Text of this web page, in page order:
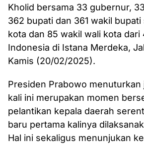
Kholid bersama 33 gubernur,
362 bupati dan 361 wakil
kota dan 85 wakil wali kota dari
Indonesia di Istana Merdeka,
Kamis (20/02/2025).
Presiden Prabowo menuturkan
kali ini merupakan momen
pelantikan kepala daerah
baru pertama kalinya
Hal ini sekaligus menunjukan